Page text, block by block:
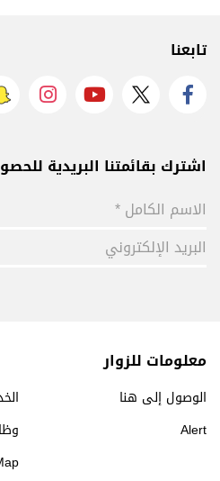
تابعنا
اشترك بقائمتنا البريدية
معلومات للزوار
الوصول إلى هنا
Alert